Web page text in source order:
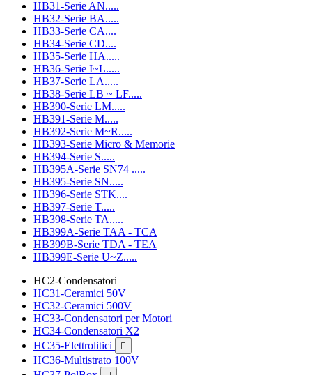
HB31-Serie AN.....
HB32-Serie BA.....
HB33-Serie CA....
HB34-Serie CD....
HB35-Serie HA.....
HB36-Serie I~L.....
HB37-Serie LA.....
HB38-Serie LB ~ LF.....
HB390-Serie LM.....
HB391-Serie M.....
HB392-Serie M~R.....
HB393-Serie Micro & Memorie
HB394-Serie S.....
HB395A-Serie SN74 .....
HB395-Serie SN.....
HB396-Serie STK....
HB397-Serie T.....
HB398-Serie TA.....
HB399A-Serie TAA - TCA
HB399B-Serie TDA - TEA
HB399E-Serie U~Z.....
HC2-Condensatori
HC31-Ceramici 50V
HC32-Ceramici 500V
HC33-Condensatori per Motori
HC34-Condensatori X2
HC35-Elettrolitici

HC36-Multistrato 100V